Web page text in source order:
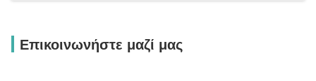
Επικοινωνήστε μαζί μας